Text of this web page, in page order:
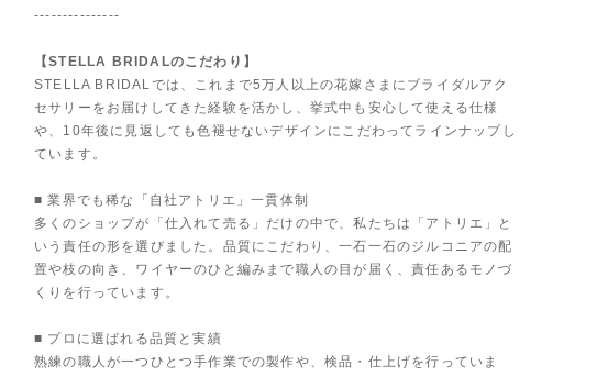
---------------
【STELLA BRIDALのこだわり】
STELLA BRIDALでは、これまで5万人以上の花嫁さまにブライダルアク
セサリーをお届けしてきた経験を活かし、挙式中も安心して使える仕様
や、10年後に見返しても色褪せないデザインにこだわってラインナップし
ています。
■ 業界でも稀な「自社アトリエ」一貫体制
多くのショップが「仕入れて売る」だけの中で、私たちは「アトリエ」と
いう責任の形を選びました。品質にこだわり、一石一石のジルコニアの配
置や枝の向き、ワイヤーのひと編みまで職人の目が届く、責任あるモノづ
くりを行っています。
■ プロに選ばれる品質と実績
熟練の職人が一つひとつ手作業での製作や、検品・仕上げを行っていま